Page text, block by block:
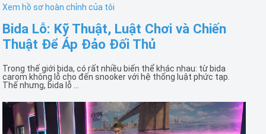
Xem hồ sơ hoàn chỉnh của tôi
Bida Lỗ: Kỹ Thuật, Luật Chơi và Chiến
Thuật Để Áp Đảo Đối Thủ
Trong thế giới bida, có rất nhiều biến thể khác nhau: từ bida
carom không lỗ cho đến snooker với hệ thống luật phức tạp.
Thế nhưng, bida lỗ ...